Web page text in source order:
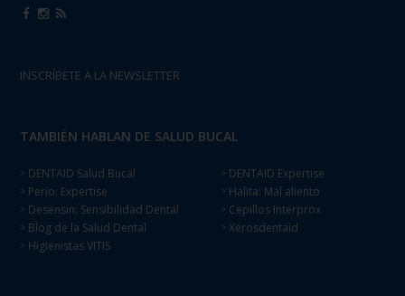
INSCRÍBETE A LA NEWSLETTER
TAMBIÉN HABLAN DE SALUD BUCAL
> DENTAID Salud Bucal
> Perio: Expertise
> Desensin: Sensibilidad Dental
> Blog de la Salud Dental
> Higienistas VITIS
> DENTAID Expertise
> Halita: Mal aliento
> Cepillos Interprox
> Xerosdentaid